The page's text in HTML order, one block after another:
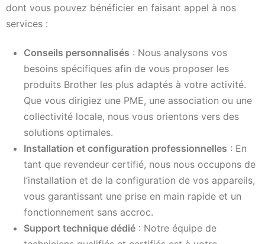
dont vous pouvez bénéficier en faisant appel à nos
services :
Conseils personnalisés : Nous analysons vos
besoins spécifiques afin de vous proposer les
produits Brother les plus adaptés à votre activité.
Que vous dirigiez une PME, une association ou une
collectivité locale, nous vous orientons vers des
solutions optimales.
Installation et configuration professionnelles : En
tant que revendeur certifié, nous nous occupons de
l’installation et de la configuration de vos appareils,
vous garantissant une prise en main rapide et un
fonctionnement sans accroc.
Support technique dédié : Notre équipe de